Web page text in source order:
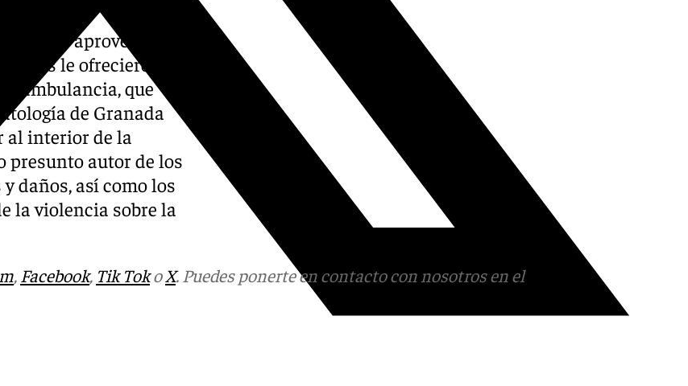
aprovecharon
le ofrecieron una
ambulancia, que
de Granada
al interior de la
presunto autor de los
daños, así como los
la violencia sobre la
, Facebook, Tik TokoX. Puedes ponerte en contacto con nosotros en el